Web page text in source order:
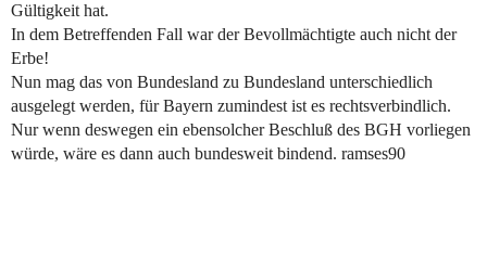
Gültigkeit hat.
In dem Betreffenden Fall war der Bevollmächtigte auch nicht der
Erbe!
Nun mag das von Bundesland zu Bundesland unterschiedlich
ausgelegt werden, für Bayern zumindest ist es rechtsverbindlich.
Nur wenn deswegen ein ebensolcher Beschluß des BGH vorliegen
würde, wäre es dann auch bundesweit bindend. ramses90